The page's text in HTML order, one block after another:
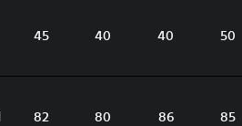
45 40 40 50
82 80 86 85